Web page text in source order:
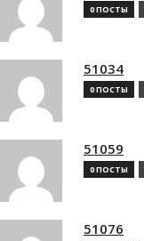
0 ПОСТЫ
51034
0 ПОСТЫ
51059
0 ПОСТЫ
51076